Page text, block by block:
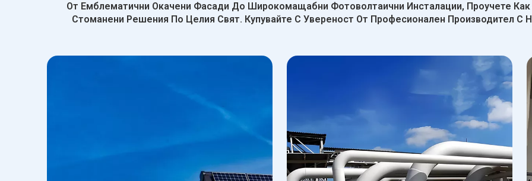
От Емблематични Окачени Фасади До Широкомащабни Фотоволтаични Инсталации, Проучете Как
Стоманени Решения По Целия Свят. Купувайте С Увереност От Професионален Производител С